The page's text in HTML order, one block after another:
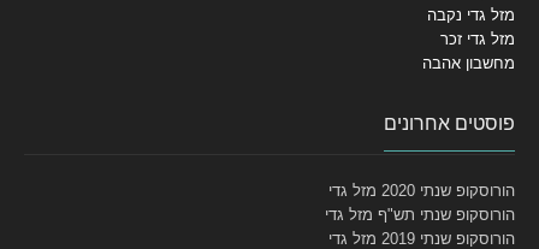
מזל גדי נקבה
מזל גדי זכר
מחשבון אהבה
פוסטים אחרונים
הורוסקופ שנתי 2020 מזל גדי
הורוסקופ שנתי תש"ף מזל גדי
הורוסקופ שנתי 2019 מזל גדי